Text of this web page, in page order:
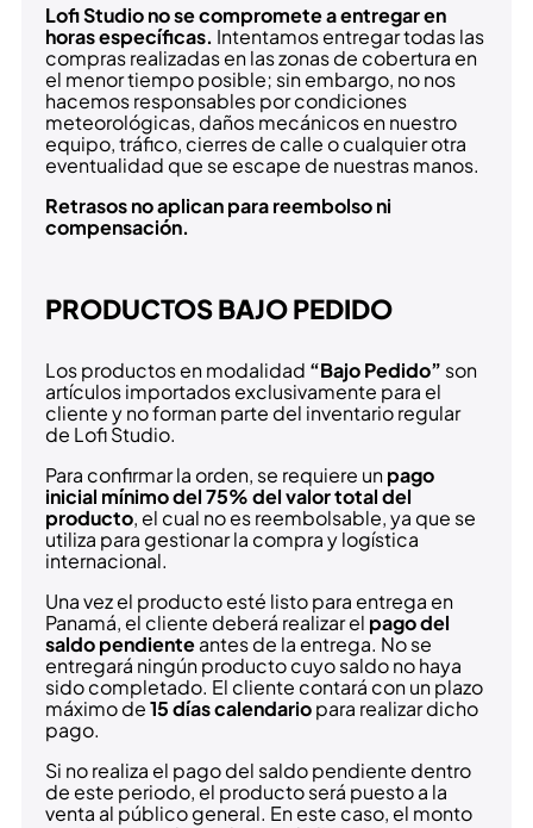
Lofi Studio no se compromete a entregar en
horas específicas. Intentamos entregar todas las
compras realizadas en las zonas de cobertura en
el menor tiempo posible; sin embargo, no nos
hacemos responsables por condiciones
meteorológicas, daños mecánicos en nuestro
equipo, tráfico, cierres de calle o cualquier otra
eventualidad que se escape de nuestras manos.
Retrasos no aplican para reembolso ni
compensación.
PRODUCTOS BAJO PEDIDO
Los productos en modalidad “Bajo Pedido” son
artículos importados exclusivamente para el
cliente y no forman parte del inventario regular
de Lofi Studio.
Para confirmar la orden, se requiere unpago
inicial mínimo del 75% del valor total del
producto, el cual no es reembolsable, ya que se
utiliza para gestionar la compra y logística
internacional.
Una vez el producto esté listo para entrega en
Panamá, el cliente deberá realizar el pago del
saldo pendienteantes de la entrega. No se
entregará ningún producto cuyo saldo no haya
sido completado. El cliente contará con un plazo
máximo de15 días calendariopara realizar dicho
pago.
Si no realiza el pago del saldo pendiente dentro
de este periodo, el producto será puesto a la
venta al público general. En este caso, el monto